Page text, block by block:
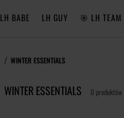
LH BABE LH GUY 🎯 LH TEAM
WINTER ESSENTIALS
WINTER ESSENTIALS 0 produktów